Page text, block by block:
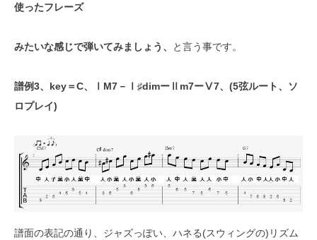
使ったフレーズ
みたいな感じで弾いてみましょう、 と言う事です。
譜例3、key＝C、ⅠM7－Ⅰ♯dimーⅡm7ーⅤ7、(5弦ルート、ソ
ロプレイ)
譜面の表記の通り、ジャズっぽい、ハネる(スウィングの)リズム